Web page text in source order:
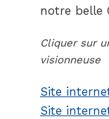
notre belle
Cliquer sur
visionneuse
Site
Site